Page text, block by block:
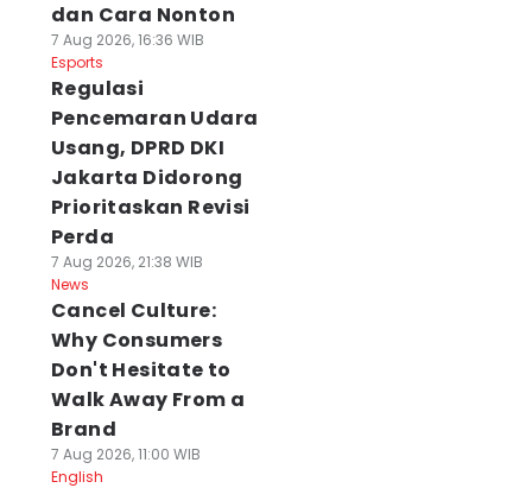
dan Cara Nonton
7 Aug 2026, 16:36 WIB
Esports
Regulasi
Pencemaran Udara
Usang, DPRD DKI
Jakarta Didorong
Prioritaskan Revisi
Perda
7 Aug 2026, 21:38 WIB
News
Cancel Culture:
Why Consumers
Don't Hesitate to
Walk Away From a
Brand
7 Aug 2026, 11:00 WIB
English